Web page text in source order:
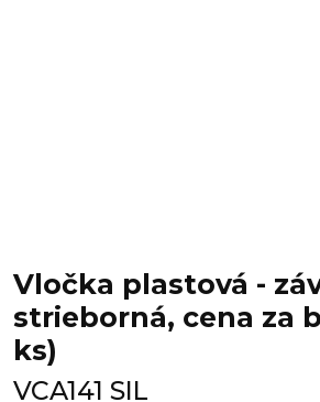
Vločka plastová -
strieborná, cena za
ks)
VCA141 SIL